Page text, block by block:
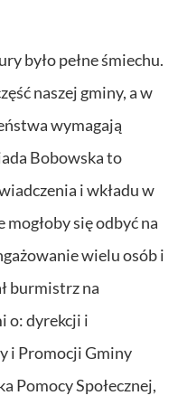
było pełne śmiechu.
naszej gminy, a w
wymagają
Bobowska to
i wkładu w
się odbyć na
wielu osób i
burmistrz na
o: dyrekcji i
i Promocji Gminy
Pomocy Społecznej,